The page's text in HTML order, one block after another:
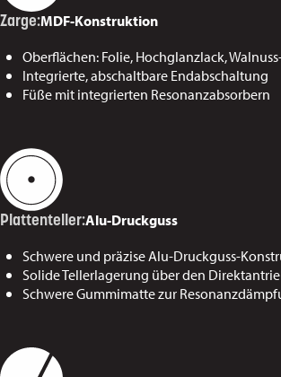
Zarge:MDF-Konstruktion
Oberflächen: Folie, Hochglanzlack,
Integrierte, abschaltbare Endabschaltung
Füße mit integrierten Resonanzabsorbern
Plattenteller:Alu-Druckguss
Schwere und präzise Alu-Druckguss-
Solide Tellerlagerung über den
Schwere Gummimatte zur